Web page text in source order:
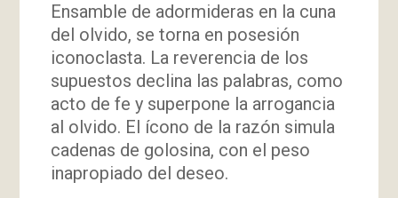
Ensamble de adormideras en la cuna
del olvido, se torna en posesión
iconoclasta. La reverencia de los
supuestos declina las palabras, como
acto de fe y superpone la arrogancia
al olvido. El ícono de la razón simula
cadenas de golosina, con el peso
inapropiado del deseo.